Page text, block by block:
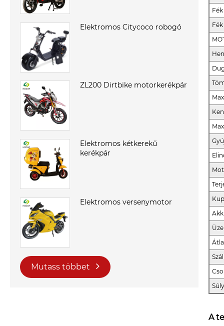
Elektromos Citycoco robogó
ZL200 Dirtbike motorkerékpár
Elektromos kétkerekű
kerékpár
Elektromos versenymotor
Mutass többet
A